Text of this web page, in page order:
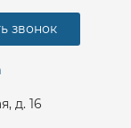
звонок
д. 16